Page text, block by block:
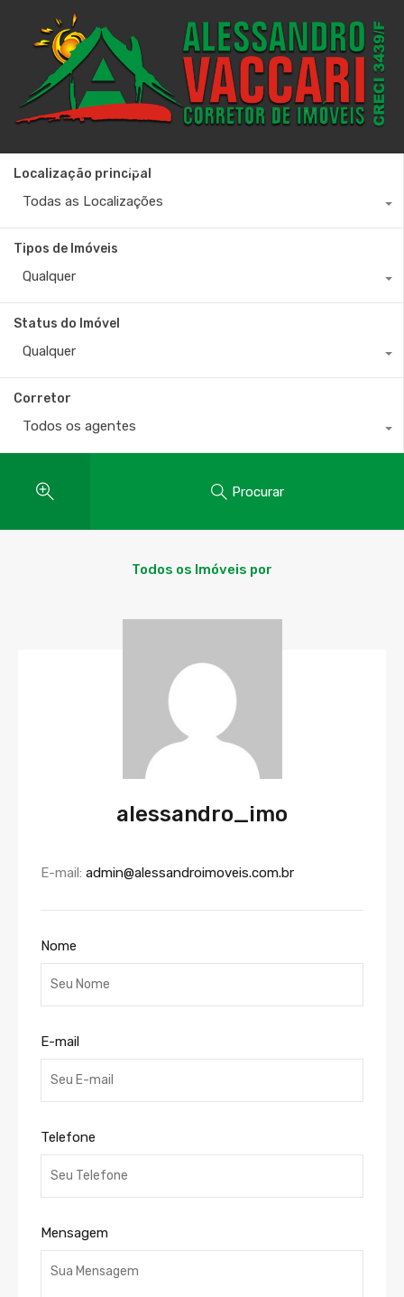
Localização principal
Todas as Localizações
Tipos de Imóveis
Qualquer
Status do Imóvel
Qualquer
Corretor
Todos os agentes
Procurar
Todos os Imóveis por
alessandro_imo
E-mail: admin@alessandroimoveis.com.br
Nome
E-mail
Telefone
Mensagem